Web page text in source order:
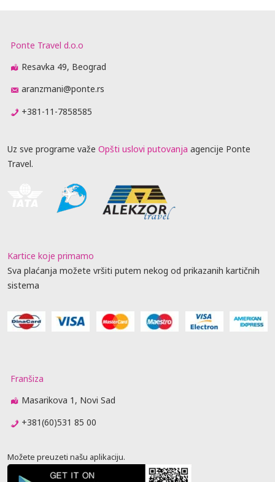
Ponte Travel d.o.o
Resavka 49, Beograd
aranzmani@ponte.rs
+381-11-7858585
Uz sve programe važe Opšti uslovi putovanja agencije Ponte
Travel.
Kartice koje primamo
Sva plaćanja možete vršiti putem nekog od prikazanih kartičnih
sistema
Franšiza
Masarikova 1, Novi Sad
+381(60)531 85 00
Možete preuzeti našu aplikaciju.